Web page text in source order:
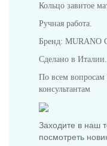
Кольцо завитое
Ручная работа.
Бренд: MURANO
Сделано в Италии.
По всем
консультантам
Заходите в наш
посмотреть